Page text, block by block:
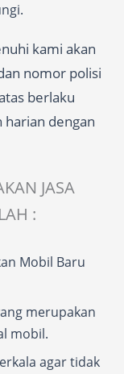
kami akan
nomor polisi
berlaku
dengan
JASA
:
Mobil Baru
merupakan
mobil.
agar tidak